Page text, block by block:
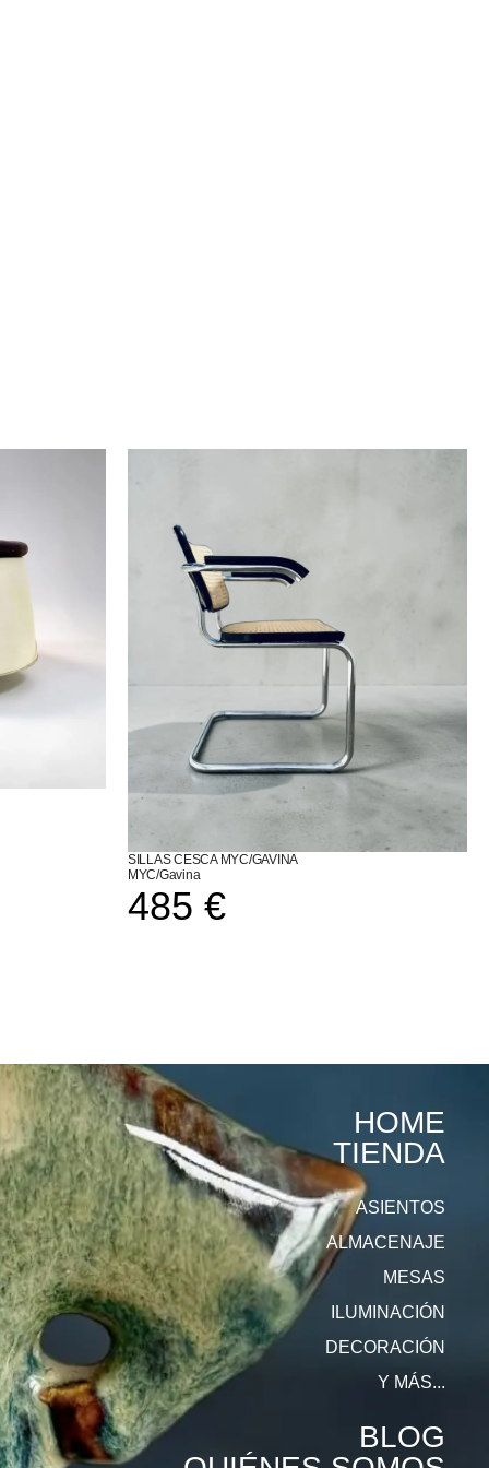
SILLAS CESCA MYC/GAVINA
MYC/Gavina
485 €
HOME
TIENDA
ASIENTOS
ALMACENAJE
MESAS
ILUMINACIÓN
DECORACIÓN
Y MÁS...
BLOG